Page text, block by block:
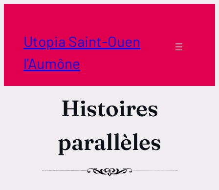
contenuUtopia Saint-Ouen
l'Aumône
Histoires
parallèles